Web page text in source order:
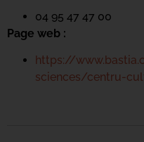
04 95 47 47 00
Page web :
https://
sciences/centru-